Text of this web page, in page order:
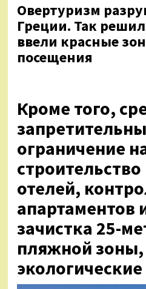
Овертуризм
Греции. Так
ввели красные
посещения
Кроме того,
ограничение
отелей,
апартаментов
зачистка 25-
пляжной зоны,